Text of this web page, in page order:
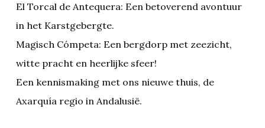
El Torcal de Antequera: Een betoverend avontuur
in het Karstgebergte.
Magisch Cómpeta: Een bergdorp met zeezicht,
witte pracht en heerlijke sfeer!
Een kennismaking met ons nieuwe thuis, de
Axarquía regio in Andalusië.